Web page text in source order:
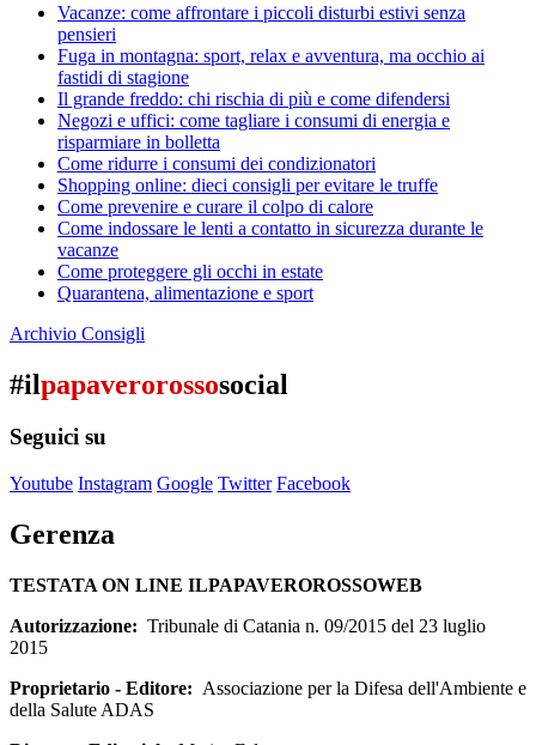
Vacanze: come affrontare i piccoli disturbi estivi senza
pensieri
Fuga in montagna: sport, relax e avventura, ma occhio ai
fastidi di stagione
Il grande freddo: chi rischia di più e come difendersi
Negozi e uffici: come tagliare i consumi di energia e
risparmiare in bolletta
Come ridurre i consumi dei condizionatori
Shopping online: dieci consigli per evitare le truffe
Come prevenire e curare il colpo di calore
Come indossare le lenti a contatto in sicurezza durante le
vacanze
Come proteggere gli occhi in estate
Quarantena, alimentazione e sport
Archivio Consigli
#ilpapaverorossosocial
Seguici su
Youtube Instagram Google Twitter Facebook
Gerenza
TESTATA ON LINE ILPAPAVEROROSSOWEB
Autorizzazione: Tribunale di Catania n. 09/2015 del 23 luglio
2015
Proprietario - Editore: Associazione per la Difesa dell'Ambiente e
della Salute ADAS